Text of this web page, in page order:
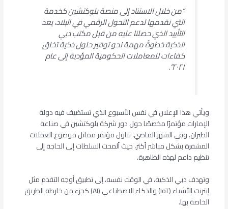
“من خلال الاستناد إلى منصة بلوكتشين كخدمة
التي نقدمها لدعم التحول الرقمي في البلاد، يعد
التأييد الذي حصلنا عليه من قبل مكتب دبي
الذكية خطوةً مهمة نحو توفير حلول ذكية تخلق
كفاءات للمعاملات الحكومية المؤدية إلى عام
٢٠٢١”.
ويأتي هذا الإعلان في نفس الأسبوع الذي تستضيف فيه دولة
الإمارات مؤتمرًا مخصصًا حول دور شركة بلوكتشين في صناعة
الطيران. وفي الشهر الماضي، تناول مؤتمر مماثل موضوع العملات
المشفرة بشكل مباشر أكثر، حيث ألمحت السلطات إلى الحاجة إلى
تنظيم داعم لهذه الظاهرة.
وتهدف دبي الذكية، في الوقت نفسه، إلى تطبيق أوجه التقدم مثل
إنترنت الأشياء (IoT) والذكاء الاصطناعي (AI) كجزء من خارطة الطريق
الخاصة بها.